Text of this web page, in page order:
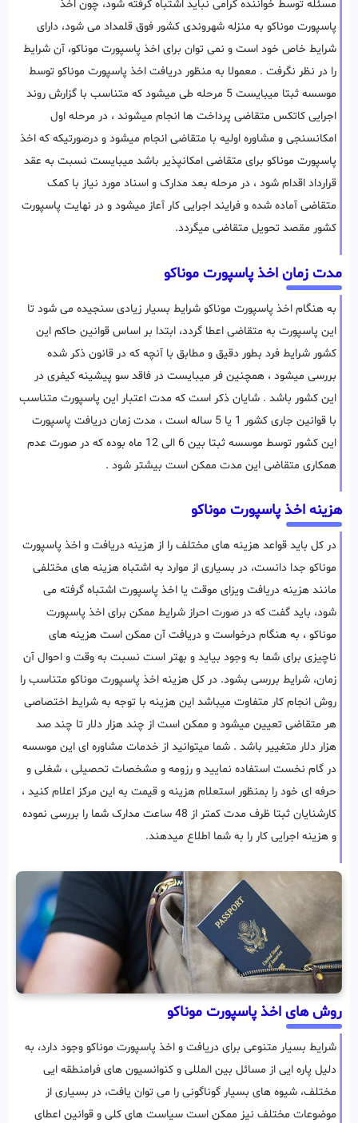
مسئله توسط خواننده گرامی نباید اشتباه گرفته شود، چون اخذ
پاسپورت موناکو به منزله شهروندی کشور فوق قلمداد می شود، دارای
شرایط خاص خود است و نمی توان برای اخذ پاسپورت موناکو، آن شرایط
را در نظر نگرفت . معمولا به منظور دریافت اخذ پاسپورت موناکو توسط
موسسه ثبتا میبایست 5 مرحله طی میشود که متناسب با گزارش روند
اجرایی کاتکس متقاضی پرداخت ها انجام میشوند ، در مرحله اول
امکانسنجی و مشاوره اولیه با متقاضی انجام میشود و درصورتیکه که اخذ
پاسپورت موناکو برای متقاضی امکانپذیر باشد میبایست نسبت به عقد
قرارداد اقدام شود ، در مرحله بعد مدارک و اسناد مورد نیاز با کمک
متقاضی آماده شده و فرایند اجرایی کار آعاز میشود و در نهایت پاسپورت
کشور مقصد تحویل متقاضی میگردد.
مدت زمان اخذ پاسپورت موناکو
به هنگام اخذ پاسپورت موناکو شرایط بسیار زیادی سنجیده می شود تا
این پاسپورت به متقاضی اعطا گردد، ابتدا بر اساس قوانین حاکم این
کشور شرایط فرد بطور دقیق و مطابق با آنچه که در قانون ذکر شده
بررسی میشود ، همچنین فر میبایست در فاقد سو پیشینه کیفری در
این کشور باشد . شایان ذکر است که مدت اعتبار این پاسپورت متناسب
با قوانین جاری کشور 1 یا 5 ساله است ، مدت زمان دریافت پاسپورت
این کشور توسط موسسه ثبتا بین 6 الی 12 ماه بوده که در صورت عدم
همکاری متقاضی این مدت ممکن است بیشتر شود .
هزینه اخذ پاسپورت موناکو
در کل باید قواعد هزینه های مختلف را از هزینه دریافت و اخذ پاسپورت
موناکو جدا دانست، در بسیاری از موارد به اشتباه هزینه های مختلفی
مانند هزینه دریافت ویزای موقت یا اخذ پاسپورت اشتباه گرفته می
شود، باید گفت که در صورت احراز شرایط ممکن برای اخذ پاسپورت
موناکو ، به هنگام درخواست و دریافت آن ممکن است هزینه های
ناچیزی برای شما به وجود بیاید و بهتر است نسبت به وقت و احوال آن
زمان، شرایط بررسی بشود. در کل هزینه اخذ پاسپورت موناکو متناسب را
روش انجام کار متفاوت میباشد این هزینه با توجه به شرایط اختصاصی
هر متقاضی تعیین میشود و ممکن است از چند هزار دلار تا چند صد
هزار دلار متغییر باشد . شما میتوانید از خدمات مشاوره ای این موسسه
در گام نخست استفاده نمایید و رزومه و مشخصات تحصیلی ، شغلی و
حرفه ای خود را بمنظور استعلام هزینه و قیمت به این مرکز اعلام کنید ،
کارشنایان ثبتا ظرف مدت کمتر از 48 ساعت مدارک شما را بررسی نموده
و هزینه اجرایی کار را به شما اطلاع میدهند.
روش های اخذ پاسپورت موناکو
شرایط بسیار متنوعی برای دریافت و اخذ پاسپورت موناکو وجود دارد، به
دلیل پاره ایی از مسائل بین المللی و کنوانسیون های فرامنطقه ایی
مختلف، شیوه های بسیار گوناگونی را می توان یافت، در بسیاری از
موضوعات مختلف نیز ممکن است سیاست های کلی و قوانین اعطای